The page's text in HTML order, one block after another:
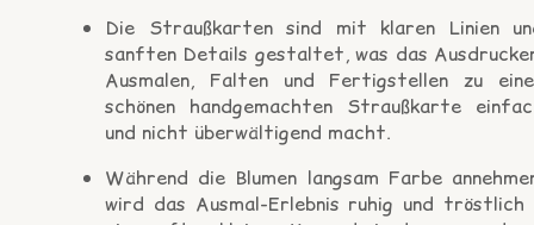
Die Straußkarten sind mit klaren Linien
sanften Details gestaltet, was das
Ausmalen, Falten und Fertigstellen zu
schönen handgemachten Straußkarte
und nicht überwältigend macht.
Während die Blumen langsam Farbe
wird das Ausmal-Erlebnis ruhig und tröstlich